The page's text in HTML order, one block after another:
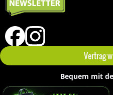
Vertrag
Bequem mit